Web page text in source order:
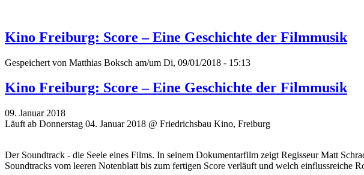
Kino Freiburg: Score – Eine Geschichte der Filmmusik
Gespeichert von Matthias Boksch am/um Di, 09/01/2018 - 15:13
Kino Freiburg: Score – Eine Geschichte der Filmmusik
09. Januar 2018
Läuft ab Donnerstag 04. Januar 2018 @ Friedrichsbau Kino, Freiburg
Der Soundtrack - die Seele eines Films. In seinem Dokumentarfilm zeigt Regisseur Matt
Soundtracks vom leeren Notenblatt bis zum fertigen Score verläuft und welch einflussreiche